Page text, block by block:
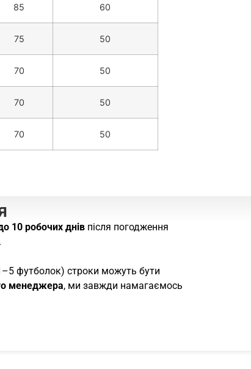
85 60
75 50
70 50
70 50
70 50
10 робочих днів після погодження
футболок) строки можуть бути
менеджера, ми завжди намагаємось